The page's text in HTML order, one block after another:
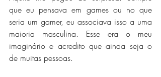
que eu pensava em games ou no que
seria um gamer, eu associava isso a uma
maioria masculina. Esse era o meu
imaginário e acredito que ainda seja o
de muitas pessoas.